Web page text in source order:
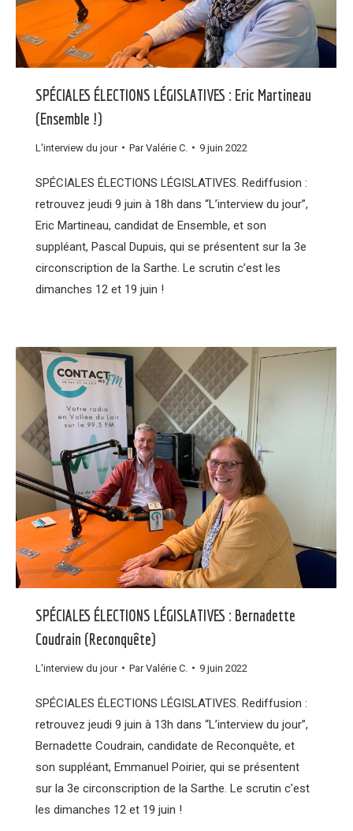
SPÉCIALES ÉLECTIONS LÉGISLATIVES : Eric Martineau
(Ensemble !)
L'interview du jour ParValérie C. 9 juin 2022
SPÉCIALES ÉLECTIONS LÉGISLATIVES. Rediffusion :
retrouvez jeudi 9 juin à 18h dans “L’interview du jour”,
Eric Martineau, candidat de Ensemble, et son
suppléant, Pascal Dupuis, qui se présentent sur la 3e
circonscription de la Sarthe. Le scrutin c’est les
dimanches 12 et 19 juin !
SPÉCIALES ÉLECTIONS LÉGISLATIVES : Bernadette
Coudrain (Reconquête)
L'interview du jour ParValérie C. 9 juin 2022
SPÉCIALES ÉLECTIONS LÉGISLATIVES. Rediffusion :
retrouvez jeudi 9 juin à 13h dans “L’interview du jour”,
Bernadette Coudrain, candidate de Reconquête, et
son suppléant, Emmanuel Poirier, qui se présentent
sur la 3e circonscription de la Sarthe. Le scrutin c’est
les dimanches 12 et 19 juin !